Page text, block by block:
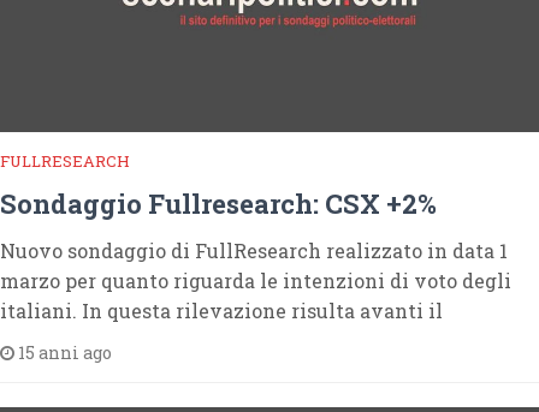
FULLRESEARCH
Sondaggio Fullresearch: CSX +2%
Nuovo sondaggio di FullResearch realizzato in data 1
marzo per quanto riguarda le intenzioni di voto degli
italiani. In questa rilevazione risulta avanti il
15 anni ago